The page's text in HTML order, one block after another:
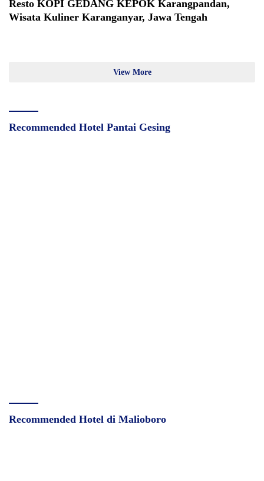
Resto KOPI GEDANG KEPOK Karangpandan,
Wisata Kuliner Karanganyar, Jawa Tengah
View More
Recommended Hotel Pantai Gesing
Recommended Hotel di Malioboro